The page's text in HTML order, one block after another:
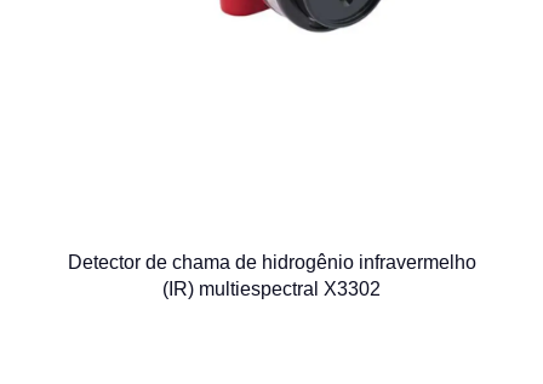
Detector de chama de hidrogênio infravermelho
(IR) multiespectral X3302